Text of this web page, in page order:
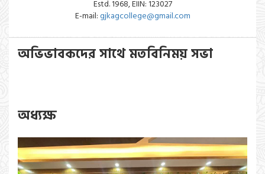
Estd. 1968, EIIN: 123027
E-mail:gjkagcollege@gmail.com
অভিভাবকদের সাথে মতবিনিময় সভা
অধ্যক্ষ